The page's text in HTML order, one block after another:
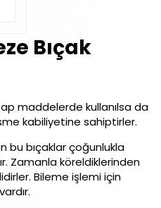
Bıçak
maddelerde kullanılsa da
kabiliyetine sahiptirler.
bu bıçaklar çoğunlukla
Zamanla köreldiklerinden
Bileme işlemi için